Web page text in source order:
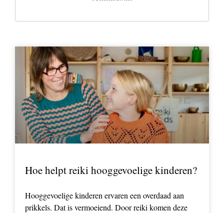
Hoe helpt reiki hooggevoelige kinderen?
Hooggevoelige kinderen ervaren een overdaad aan
prikkels. Dat is vermoeiend. Door reiki komen deze